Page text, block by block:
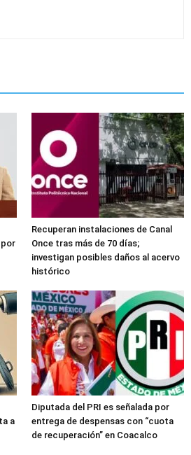
Recuperan instalaciones de Canal
Once tras más de 70 días;
investigan posibles daños al acervo
histórico
a
Diputada del PRI es señalada por
entrega de despensas con “cuota
de recuperación” en Coacalco